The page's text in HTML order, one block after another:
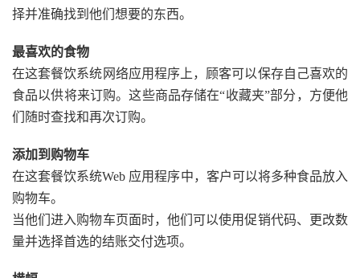
择并准确找到他们想要的东西。
最喜欢的食物
在这套餐饮系统网络应用程序上，顾客可以保存自己喜欢的
食品以供将来订购。这些商品存储在“收藏夹”部分，方便他
们随时查找和再次订购。
添加到购物车
在这套餐饮系统Web 应用程序中，客户可以将多种食品放入
购物车。
当他们进入购物车页面时，他们可以使用促销代码、更改数
量并选择首选的结账交付选项。